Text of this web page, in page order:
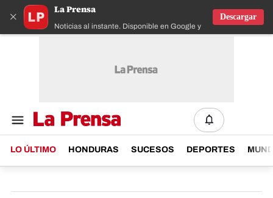
×
La Prensa
Noticias al instante. Disponible en Google y IOS
Descargar
LO ÚLTIMO HONDURAS SUCESOS DEPORTES